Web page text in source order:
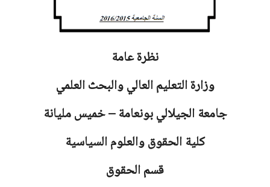
نظرة عامة
وزارة التعليم العالي والبحث العلمي
جامعةالجيلالي بونعامة – خميس مليانة
كلية الحقوق والعلوم السياسية
قسم الحقوق